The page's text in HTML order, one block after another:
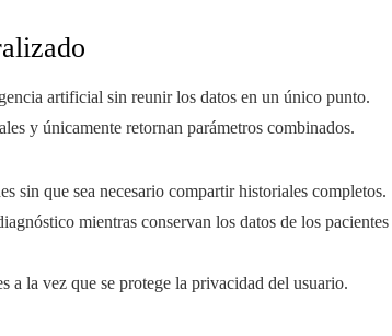
artificial sin reunir los datos en un único punto.
y únicamente retornan parámetros combinados.
sin que sea necesario compartir historiales completos.
mientras conservan los datos de los pacientes
a la vez que se protege la privacidad del usuario.